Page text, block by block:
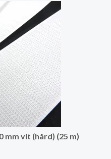
mm vit (hård) (25 m)